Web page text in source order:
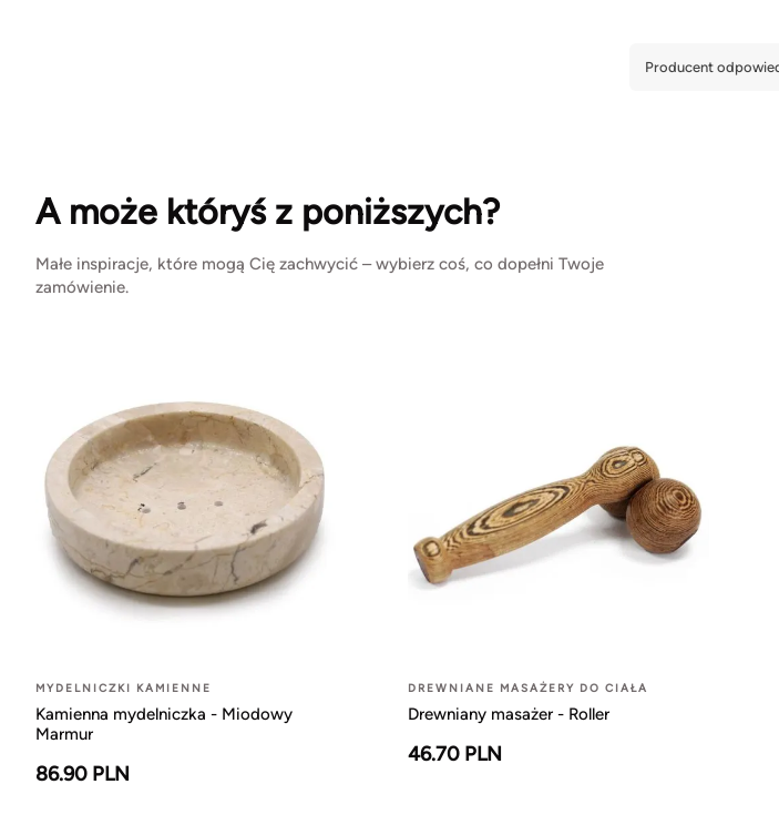
A może któryś z poniższych?
Małe inspiracje, które mogą Cię zachwycić – wybierz coś, co dopełni Twoje
zamówienie.
MYDELNICZKI KAMIENNE
Kamienna mydelniczka - Miodowy
Marmur
86.90 PLN
DREWNIANE MASAŻERY DO CIAŁA
Drewniany masażer - Roller
46.70 PLN